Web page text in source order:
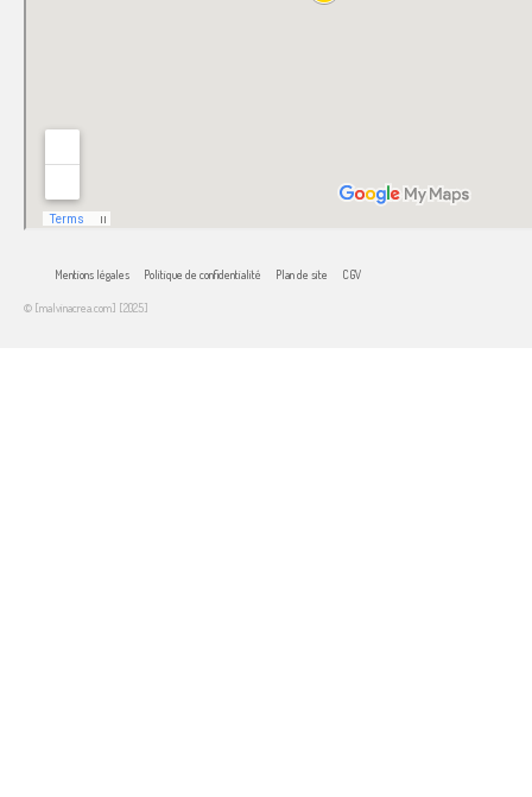
Mentions légales Politique de confidentialité Plan de site CGV
© [malvinacrea.com] [2025]